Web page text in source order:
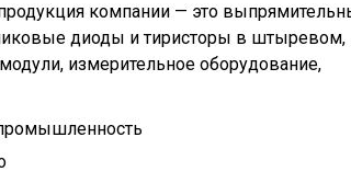
компании — это
диоды и тиристоры в штыревом,
измерительное оборудование,